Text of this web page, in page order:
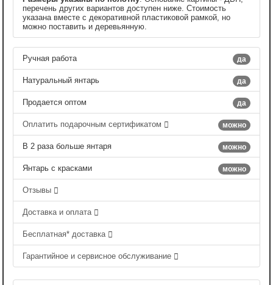
перечень других вариантов доступен ниже. Стоимость
указана вместе с декоративной пластиковой рамкой, но
можно поставить и деревьянную.
да
Ручная работа
да
Натуральный янтарь
да
Продается оптом
можно
Оплатить подарочным сертификатом
можно
В 2 раза больше янтаря
можно
Янтарь с красками
Отзывы
Доставка и оплата
Бесплатная* доставка
Гарантийное и сервисное обслуживание